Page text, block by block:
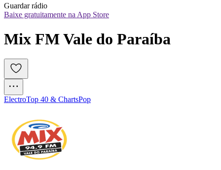
Guardar rádio
Baixe gratuitamente na App Store
Mix FM Vale do Paraíba
ElectroTop 40 & ChartsPop